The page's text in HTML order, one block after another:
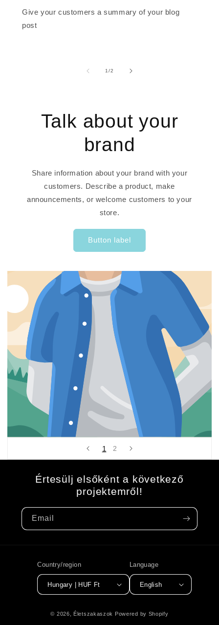
Give your customers a summary of your blog
post
1/of
2
Talk about your
brand
Share information about your brand with your
customers. Describe a product, make
announcements, or welcome customers to your
store.
Button label
1 2
Értesülj elsőként a következő
projektemről!
Email
Country/region
Hungary | HUF Ft
Language
English
© 2026, Életszakaszok Powered by Shopify